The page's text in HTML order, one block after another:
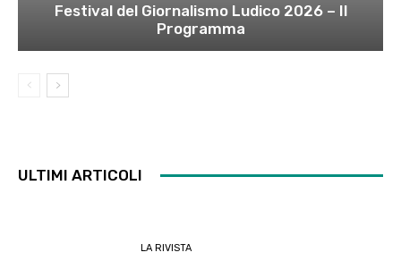
Festival del Giornalismo Ludico 2026 – Il
Programma
ULTIMI ARTICOLI
LA RIVISTA